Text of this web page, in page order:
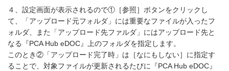
４、設定画面が表示されるので①［参照］ボタンをクリックし
て、「アップロード元フォルダ」には重要なファイルが入ったフ
ォルダ、また「アップロード先ファルダ」にはアップロード先と
なる『PCA Hub eDOC』上のフォルダを指定します。
このとき②「アップロード完了時」は［なにもしない］に指定す
ることで、対象ファイルが更新されるたびに『PCA Hub eDOC』